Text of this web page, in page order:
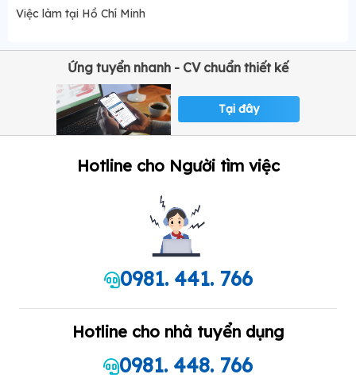
Việc làm tại Hồ Chí Minh
Ứng tuyển nhanh - CV chuẩn thiết kế
Tại đây
Hotline cho Người tìm việc
0981. 441. 766
Hotline cho nhà tuyển dụng
0981. 448. 766